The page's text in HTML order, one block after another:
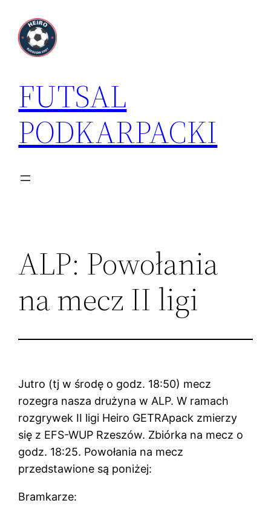
treści
FUTSAL
PODKARPACKI
ALP: Powołania
na mecz II ligi
Jutro (tj w środę o godz. 18:50) mecz
rozegra nasza drużyna w ALP. W ramach
rozgrywek II ligi Heiro GETRApack zmierzy
się z EFS-WUP Rzeszów. Zbiórka na mecz o
godz. 18:25. Powołania na mecz
przedstawione są poniżej:
Bramkarze: